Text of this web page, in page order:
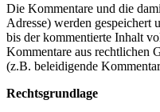
Die Kommentare und die
Adresse) werden gespeichert
bis der kommentierte Inhalt
Kommentare aus rechtlichen
(z.B. beleidigende
Rechtsgrundlage